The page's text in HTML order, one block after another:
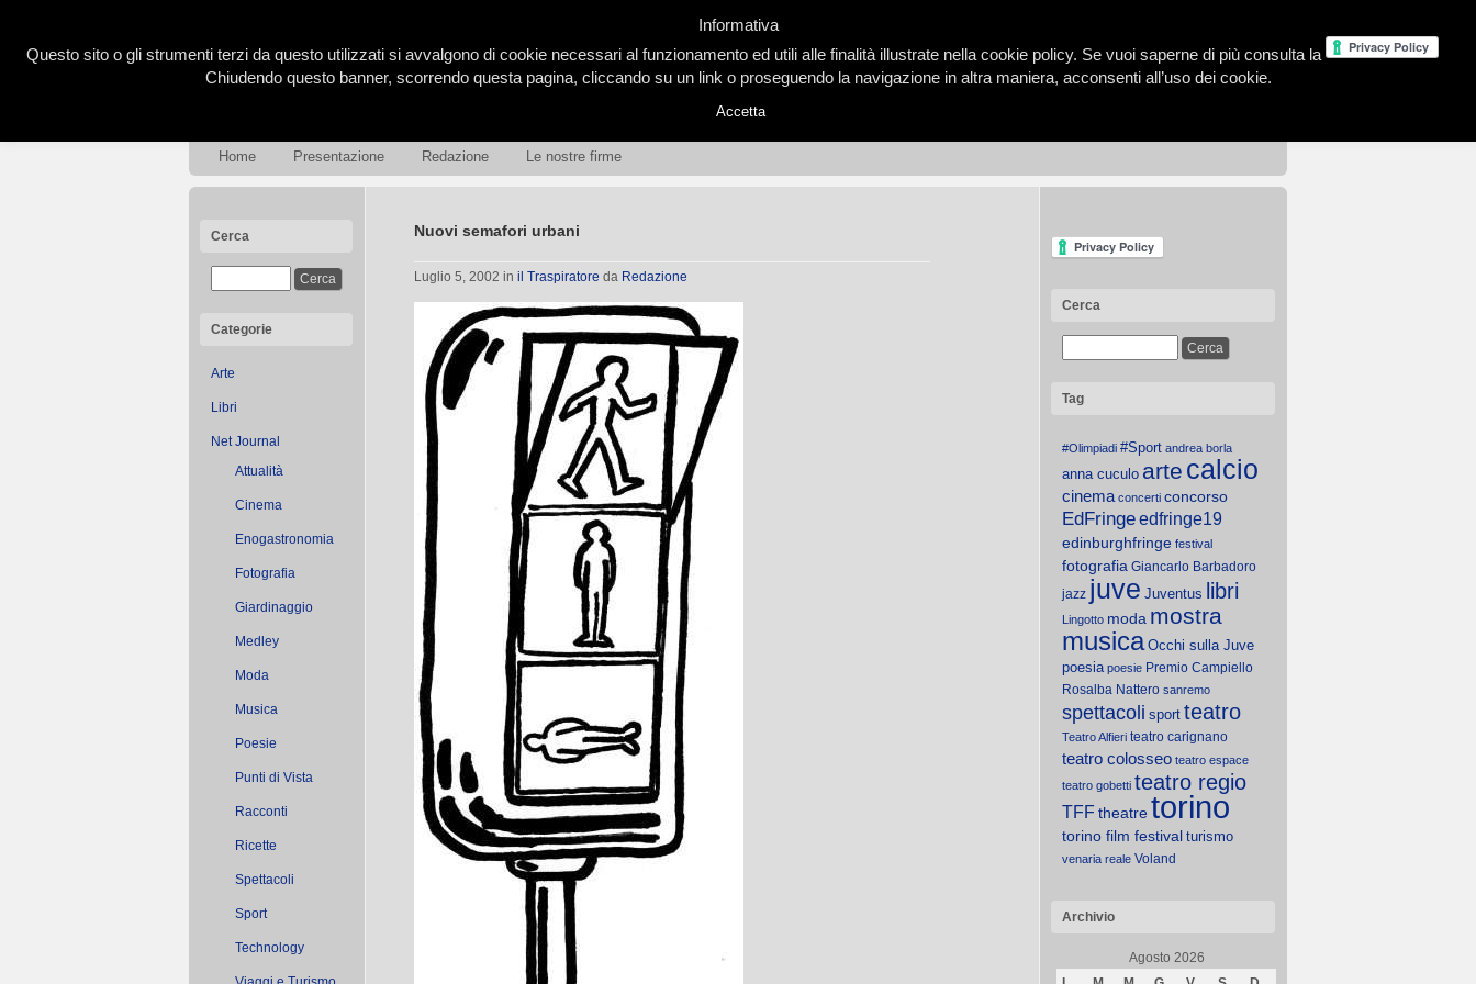
Home Presentazione Redazione Le nostre firme
Cerca
Categorie
Arte
Libri
Net Journal
Attualità
Cinema
Enogastronomia
Fotografia
Giardinaggio
Medley
Moda
Musica
Poesie
Punti di Vista
Racconti
Ricette
Spettacoli
Sport
Technology
Nuovi semafori urbani
Luglio 5, 2002 in il Traspiratore da Redazione
Cerca
Tag
#Olimpiadi #Sport andrea borla
anna cuculo arte calcio
cinema concerti concorso
EdFringeedfringe19
edinburghfringe festival
fotografia Giancarlo Barbadoro
jazz juve Juventus libri
Lingotto moda mostra
musica Occhi sulla Juve
poesia poesie Premio Campiello
Rosalba Nattero sanremo
spettacoli sport teatro
Teatro Alfieri teatro carignano
teatro colosseo teatro espace
teatro gobetti teatro regio
TFFtheatretorino
torino film festival turismo
venaria reale Voland
Archivio
Agosto 2026
Informativa
Questo sito o gli strumenti terzi da questo utilizzati si avvalgono di cookie necessari al funzionamento ed utili alle finalità illustrate nella cookie policy. Se vuoi saperne di più consulta la
Chiudendo questo banner, scorrendo questa pagina, cliccando su un link o proseguendo la navigazione in altra maniera, acconsenti all’uso dei cookie.
Accetta